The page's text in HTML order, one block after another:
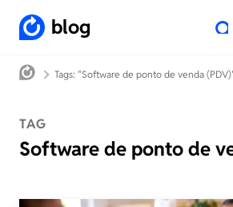
blog
Tags: "Software de ponto de venda
TAG
Software de ponto de